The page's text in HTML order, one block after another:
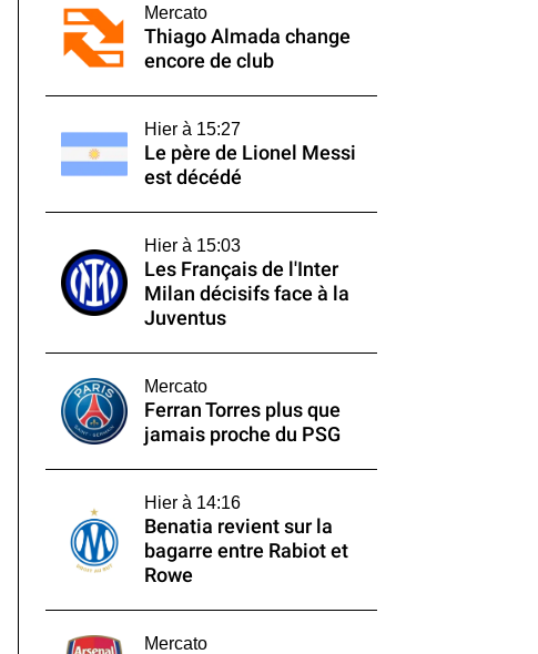
Mercato
Thiago Almada change
encore de club
Hier à 15:27
Le père de Lionel Messi
est décédé
Hier à 15:03
Les Français de l'Inter
Milan décisifs face à la
Juventus
Mercato
Ferran Torres plus que
jamais proche du PSG
Hier à 14:16
Benatia revient sur la
bagarre entre Rabiot et
Rowe
Mercato